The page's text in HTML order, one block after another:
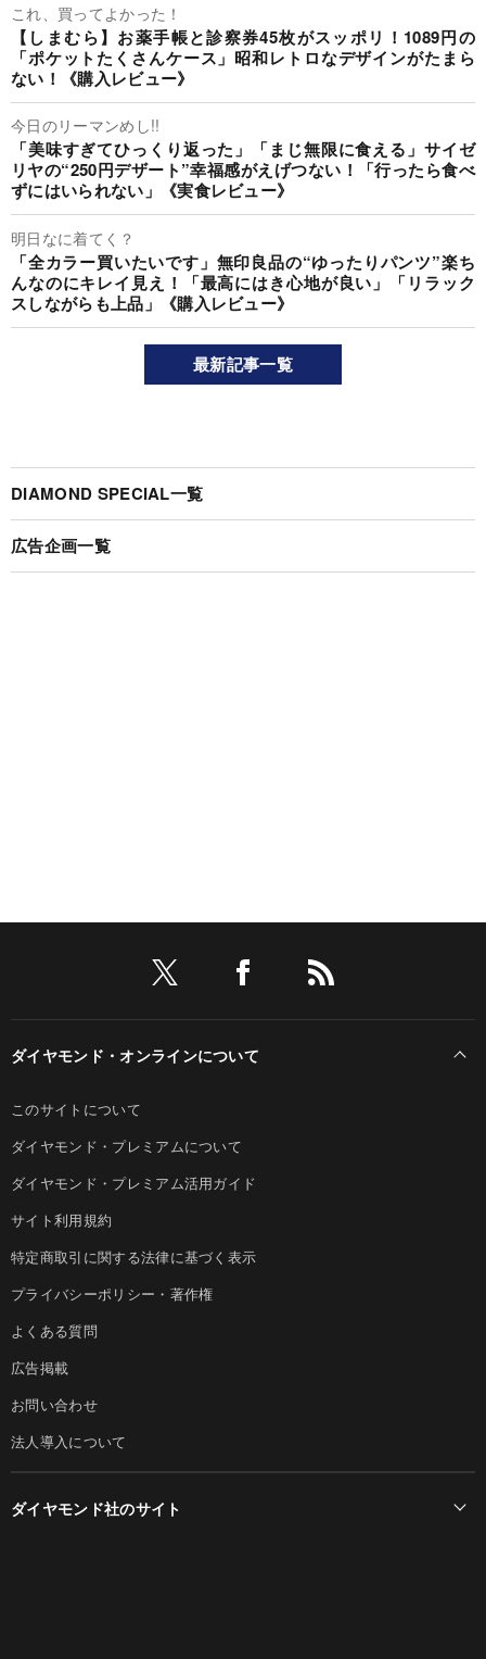
これ、買ってよかった！
【しまむら】お薬手帳と診察券45枚がスッポリ！1089円の
「ポケットたくさんケース」昭和レトロなデザインがたまら
ない！《購入レビュー》
今日のリーマンめし!!
「美味すぎてひっくり返った」「まじ無限に食える」サイゼ
リヤの“250円デザート”幸福感がえげつない！「行ったら食べ
ずにはいられない」《実食レビュー》
明日なに着てく？
「全カラー買いたいです」無印良品の“ゆったりパンツ”楽ち
んなのにキレイ見え！「最高にはき心地が良い」「リラック
スしながらも上品」《購入レビュー》
最新記事一覧
DIAMOND SPECIAL一覧
広告企画一覧
ダイヤモンド・オンラインについて
このサイトについて
ダイヤモンド・プレミアムについて
ダイヤモンド・プレミアム活用ガイド
サイト利用規約
特定商取引に関する法律に基づく表示
プライバシーポリシー・著作権
よくある質問
広告掲載
お問い合わせ
法人導入について
ダイヤモンド社のサイト